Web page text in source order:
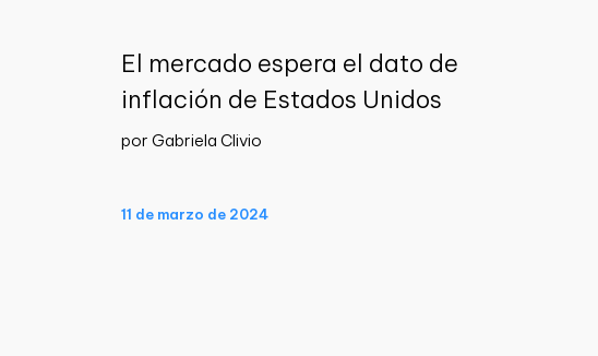
El mercado espera el dato de
inflación de Estados Unidos
por Gabriela Clivio
11 de marzo de 2024